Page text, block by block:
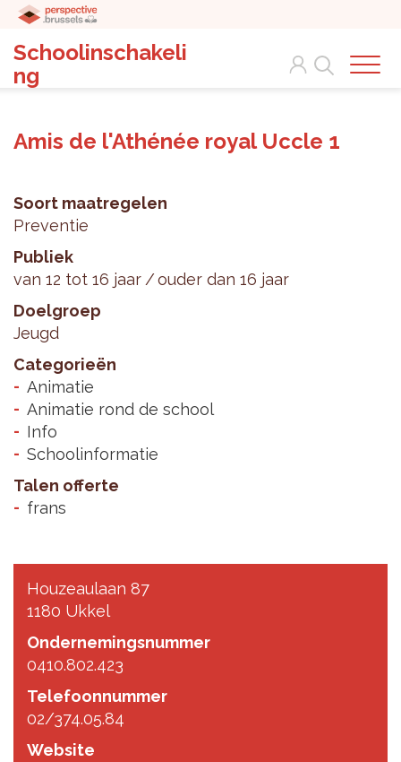
Schoolinschakeli
ng
Search
Amis de l'Athénée royal Uccle 1
Soort maatregelen
Preventie
Publiek
van 12 tot 16 jaar
ouder dan 16 jaar
Doelgroep
Jeugd
Categorieën
Animatie
Animatie rond de school
Info
Schoolinformatie
Talen offerte
frans
Houzeaulaan 87
1180 Ukkel
Ondernemingsnummer
0410.802.423
Telefoonnummer
02/374.05.84
Website